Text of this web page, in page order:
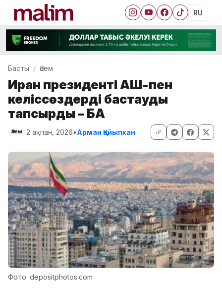
RU
Басты Әлем
Иран президенті АҚШ-пен
келіссөздерді бастауды
тапсырды – БАҚ
Әлем 2 ақпан, 2026•Арман Қайыпхан
Фото: depositphotos.com